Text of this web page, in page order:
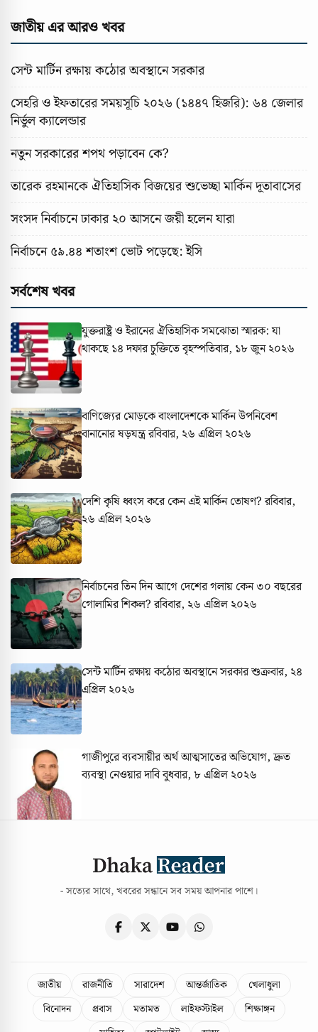
জাতীয় এর আরও খবর
সেন্ট মার্টিন রক্ষায় কঠোর অবস্থানে সরকার
সেহরি ও ইফতারের সময়সূচি ২০২৬ (১৪৪৭ হিজরি): ৬৪ জেলার
নির্ভুল ক্যালেন্ডার
নতুন সরকারের শপথ পড়াবেন কে?
তারেক রহমানকে ঐতিহাসিক বিজয়ের শুভেচ্ছা মার্কিন দূতাবাসের
সংসদ নির্বাচনে ঢাকার ২০ আসনে জয়ী হলেন যারা
নির্বাচনে ৫৯.৪৪ শতাংশ ভোট পড়েছে: ইসি
সর্বশেষ খবর
যুক্তরাষ্ট্র ও ইরানের ঐতিহাসিক সমঝোতা স্মারক: যা
থাকছে ১৪ দফার চুক্তিতেবৃহস্পতিবার, ১৮ জুন ২০২৬
বাণিজ্যের মোড়কে বাংলাদেশকে মার্কিন উপনিবেশ
বানানোর ষড়যন্ত্ররবিবার, ২৬ এপ্রিল ২০২৬
দেশি কৃষি ধ্বংস করে কেন এই মার্কিন তোষণ? রবিবার,
২৬ এপ্রিল ২০২৬
নির্বাচনের তিন দিন আগে দেশের গলায় কেন ৩০ বছরের
গোলামির শিকল? রবিবার, ২৬ এপ্রিল ২০২৬
সেন্ট মার্টিন রক্ষায় কঠোর অবস্থানে সরকারশুক্রবার, ২৪
এপ্রিল ২০২৬
গাজীপুরে ব্যবসায়ীর অর্থ আত্মসাতের অভিযোগ, দ্রুত
ব্যবস্থা নেওয়ার দাবিবুধবার, ৮ এপ্রিল ২০২৬
- সত্যের সাথে, খবরের সন্ধানে সব সময় আপনার পাশে।
জাতীয় রাজনীতি সারাদেশ আন্তর্জাতিক
খেলাধুলা
বিনোদন
প্রবাস মতামত লাইফস্টাইল
শিক্ষাঙ্গন